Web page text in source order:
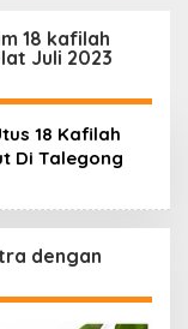
18 kafilah
Juli 2023
18 Kafilah
Di Talegong
dengan